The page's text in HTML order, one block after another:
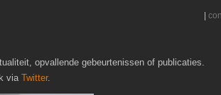
opvallende gebeurtenissen of publicaties.
viaTwitter.